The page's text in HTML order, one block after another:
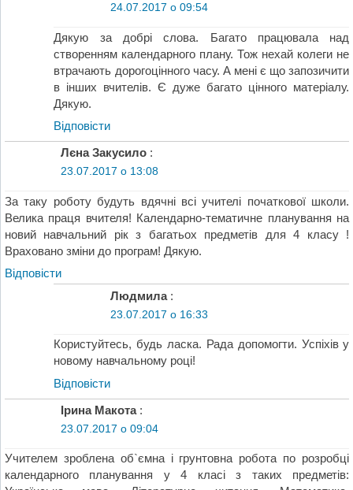
24.07.2017 о 09:54
Дякую за добрі слова. Багато працювала над
створенням календарного плану. Тож нехай колеги не
втрачають дорогоцінного часу. А мені є що запозичити
в інших вчителів. Є дуже багато цінного матеріалу.
Дякую.
Відповіcти
Лєна Закусило :
23.07.2017 о 13:08
За таку роботу будуть вдячні всі учителі початкової школи.
Велика праця вчителя! Календарно-тематичне планування на
новий навчальний рік з багатьох предметів для 4 класу !
Враховано зміни до програм! Дякую.
Відповіcти
Людмила :
23.07.2017 о 16:33
Користуйтесь, будь ласка. Рада допомогти. Успіхів у
новому навчальному році!
Відповіcти
Ірина Макота :
23.07.2017 о 09:04
Учителем зроблена об`ємна і грунтовна робота по розробці
календарного планування у 4 класі з таких предметів: